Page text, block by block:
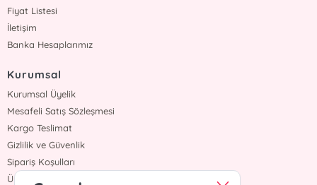
Fiyat Listesi
İletişim
Banka Hesaplarımız
Kurumsal
Kurumsal Üyelik
Mesafeli Satış Sözleşmesi
Kargo Teslimat
Gizlilik ve Güvenlik
Sipariş Koşulları
Üyelik Sözleşmesi